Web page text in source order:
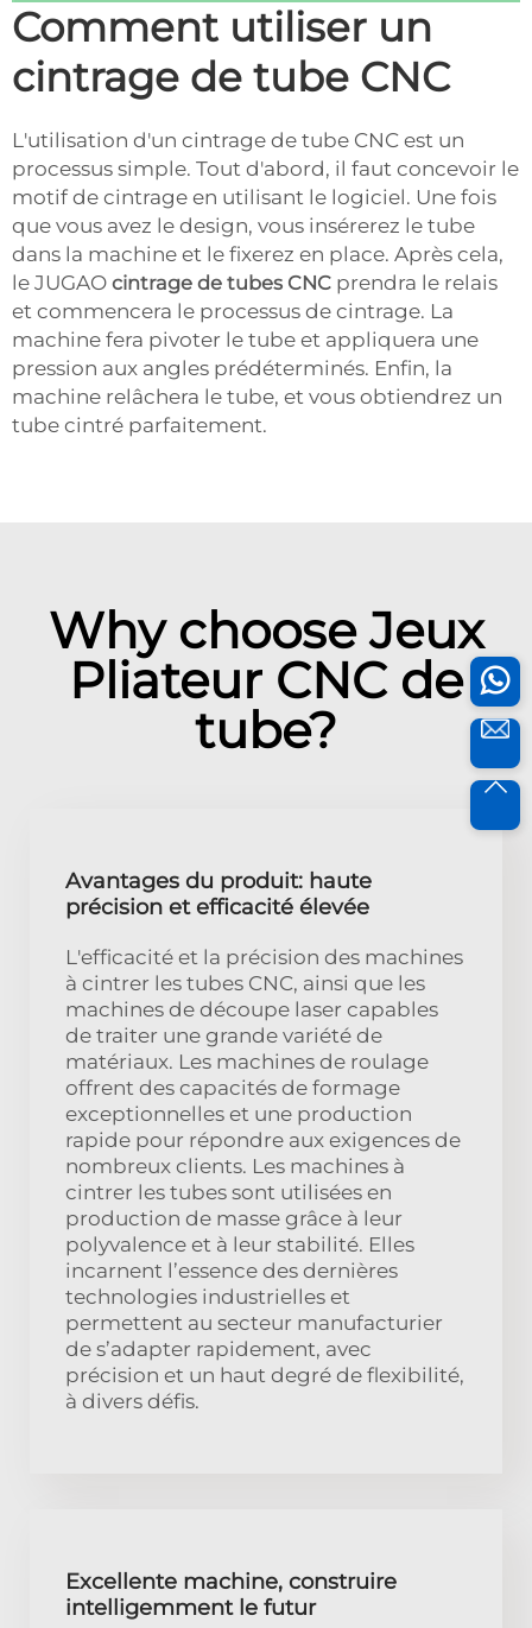
Comment utiliser un
cintrage de tube CNC
L'utilisation d'un cintrage de tube CNC est un
processus simple. Tout d'abord, il faut concevoir le
motif de cintrage en utilisant le logiciel. Une fois
que vous avez le design, vous insérerez le tube
dans la machine et le fixerez en place. Après cela,
le JUGAO cintrage de tubes CNC prendra le relais
et commencera le processus de cintrage. La
machine fera pivoter le tube et appliquera une
pression aux angles prédéterminés. Enfin, la
machine relâchera le tube, et vous obtiendrez un
tube cintré parfaitement.
Why choose Jeux
Pliateur CNC de
tube?
Avantages du produit: haute
précision et efficacité élevée
L'efficacité et la précision des machines
à cintrer les tubes CNC, ainsi que les
machines de découpe laser capables
de traiter une grande variété de
matériaux. Les machines de roulage
offrent des capacités de formage
exceptionnelles et une production
rapide pour répondre aux exigences de
nombreux clients. Les machines à
cintrer les tubes sont utilisées en
production de masse grâce à leur
polyvalence et à leur stabilité. Elles
incarnent l’essence des dernières
technologies industrielles et
permettent au secteur manufacturier
de s’adapter rapidement, avec
précision et un haut degré de flexibilité,
à divers défis.
Excellente machine, construire
intelligemment le futur